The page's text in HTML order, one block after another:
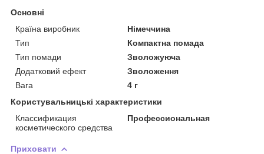
Основні
Країна виробник
Німеччина
Тип
Компактна помада
Тип помади
Зволожуюча
Додатковий ефект
Зволоження
Вага
4 г
Користувальницькі характеристики
Классификация
косметического средства
Профессиональная
Приховати